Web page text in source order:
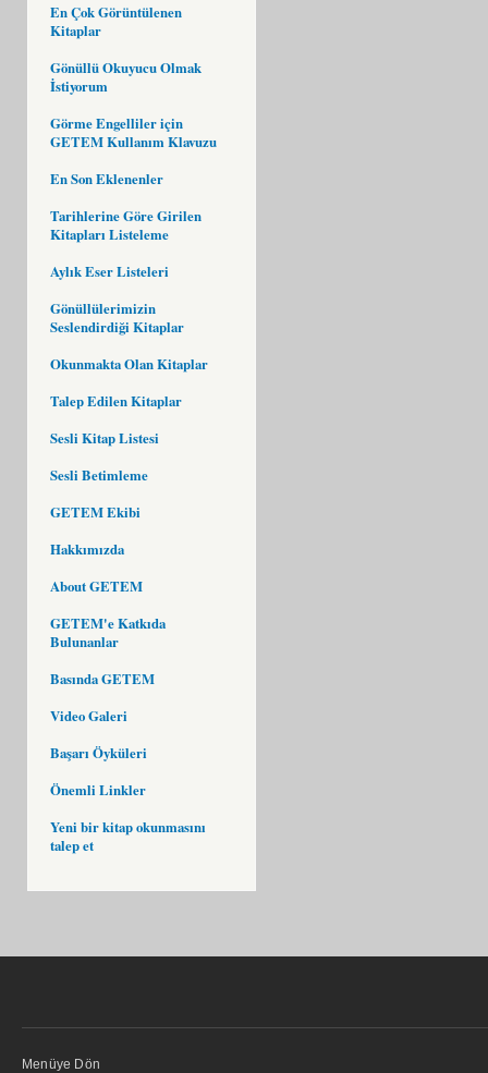
En Çok Görüntülenen
Kitaplar
Gönüllü Okuyucu Olmak
İstiyorum
Görme Engelliler için
GETEM Kullanım Klavuzu
En Son Eklenenler
Tarihlerine Göre Girilen
Kitapları Listeleme
Aylık Eser Listeleri
Gönüllülerimizin
Seslendirdiği Kitaplar
Okunmakta Olan Kitaplar
Talep Edilen Kitaplar
Sesli Kitap Listesi
Sesli Betimleme
GETEM Ekibi
Hakkımızda
About GETEM
GETEM'e Katkıda
Bulunanlar
Basında GETEM
Video Galeri
Başarı Öyküleri
Önemli Linkler
Yeni bir kitap okunmasını
talep et
Menüye Dön